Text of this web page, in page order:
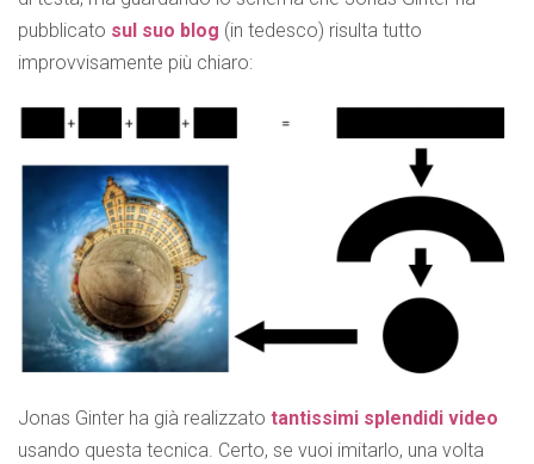
pubblicato sul suo blog (in tedesco) risulta tutto
improvvisamente più chiaro:
Jonas Ginter ha già realizzato tantissimi splendidi video
usando questa tecnica. Certo, se vuoi imitarlo, una volta